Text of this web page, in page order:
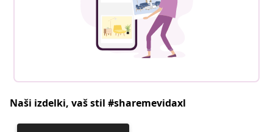
Naši izdelki, vaš stil #sharemevidaxl